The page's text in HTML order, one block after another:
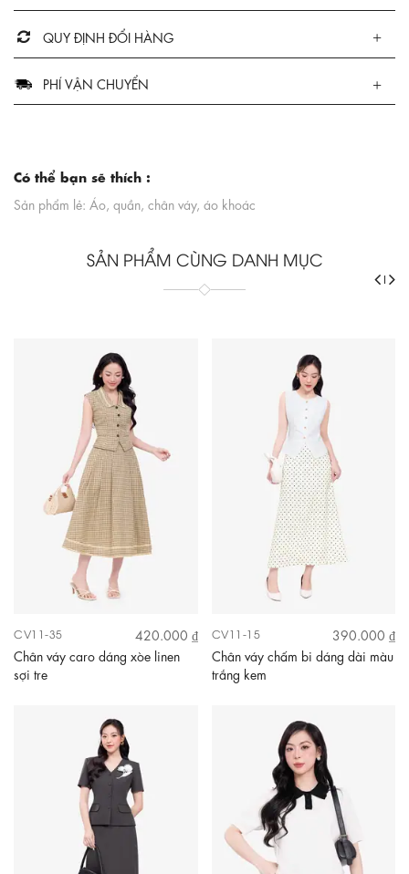
QUY ĐỊNH ĐỔI HÀNG
PHÍ VẬN CHUYỂN
Có thể bạn sẽ thích :
Sản phẩm lẻ: Áo, quần, chân váy, áo khoác
SẢN PHẨM CÙNG DANH MỤC
CV11-35
420.000 ₫
Chân váy caro dáng xòe linen
sợi tre
CV11-15
390.000 ₫
Chân váy chấm bi dáng dài màu
trắng kem